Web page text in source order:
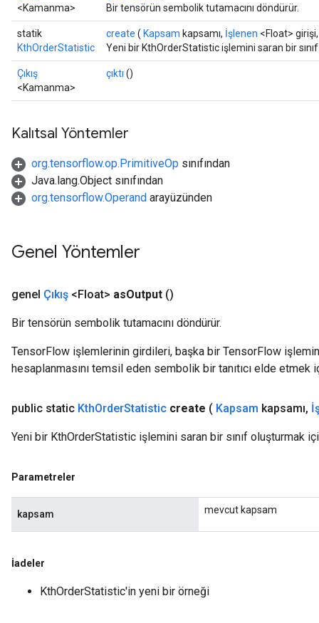
<Kamanma>
Bir tensörün sembolik tutamacını döndürür.
statik
KthOrderStatistic
create ( Kapsam kapsamı, İşlenen <Float>
Yeni bir KthOrderStatistic işlemini saran bir
Çıkış
<Kamanma>
çıktı ()
Kalıtsal Yöntemler
org.tensorflow.op.PrimitiveOp sınıfından
Java.lang.Object sınıfından
org.tensorflow.Operand arayüzünden
Genel Yöntemler
genel Çıkış <Float> asOutput ()
Bir tensörün sembolik tutamacını döndürür.
TensorFlow işlemlerinin girdileri, başka bir TensorFlow
hesaplanmasını temsil eden sembolik bir tanıtıcı elde etmek
public static KthOrderStatistic create ( Kapsam kapsamı,
Yeni bir KthOrderStatistic işlemini saran bir sınıf oluşturmak
Parametreler
kapsam mevcut kapsam
İadeler
KthOrderStatistic'in yeni bir örneği